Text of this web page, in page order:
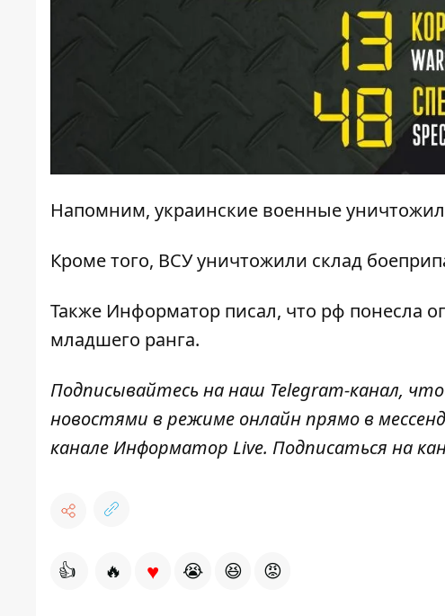
Напомним, украинские военные
Кроме того, ВСУуничтожили склад
Также Информатор писал, что рф понесла
младшего ранга.
Подписывайтесь на наш Telegram-канал,
новостями в режиме онлайн прямо в
канале Информатор Live. Подписаться на
👍 🔥 ♥ 😭 😆 😡